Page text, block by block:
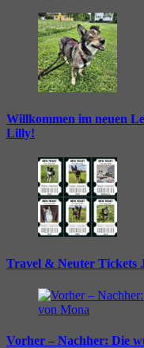
Willkommen im neuen
Lilly!
Travel & Neuter Tickets
Vorher – Nachher: Die